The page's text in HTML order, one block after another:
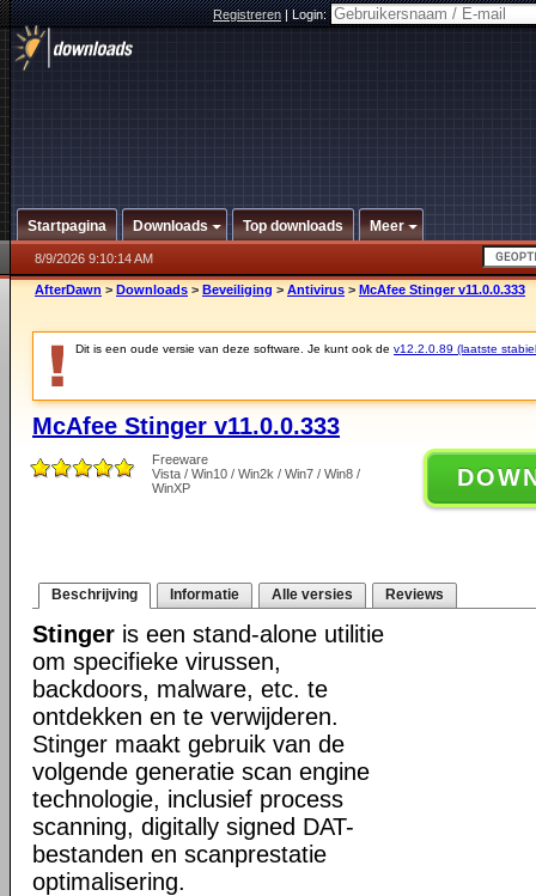
Registreren|Login:
Startpagina Downloads Top downloads Meer
8/9/2026 9:10:14 AM
AfterDawn > Downloads > Beveiliging > Antivirus > McAfee Stinger v11.0.0.333
Dit is een oude versie van deze software. Je kunt ook de v12.2.0.89 (laatste
McAfee Stinger v11.0.0.333
Freeware
Vista / Win10 / Win2k / Win7 / Win8 /
WinXP
Beschrijving Informatie Alle versies Reviews
Stinger is een stand-alone utilitie
om specifieke virussen,
backdoors, malware, etc. te
ontdekken en te verwijderen.
Stinger maakt gebruik van de
volgende generatie scan engine
technologie, inclusief process
scanning, digitally signed DAT-
bestanden en scanprestatie
optimalisering.